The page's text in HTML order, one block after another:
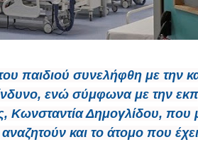
παιδιού συνελήφθη με την
ενώ σύμφωνα με την
Κωνσταντία Δημογλίδου, που
και το άτομο που